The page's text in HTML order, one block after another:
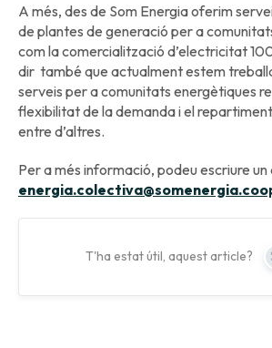
A més, des de Som Energia oferim
de plantes de generació per a
com la comercialització d’electricitat
dir també que actualment estem
serveis per a comunitats energètiques
flexibilitat de la demanda i el
entre d’altres.
Per a més informació, podeu escriure un
T'ha estat útil, aquest article?